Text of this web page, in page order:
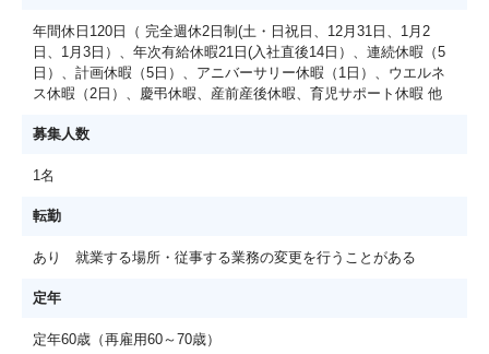
年間休日120日（ 完全週休2日制(土・日祝日、12月31日、1月2
日、1月3日）、年次有給休暇21日(入社直後14日）、連続休暇（5
日）、計画休暇（5日）、アニバーサリー休暇（1日）、ウエルネ
ス休暇（2日）、慶弔休暇、産前産後休暇、育児サポート休暇 他
募集人数
1名
転勤
あり 就業する場所・従事する業務の変更を行うことがある
定年
定年60歳（再雇用60～70歳）